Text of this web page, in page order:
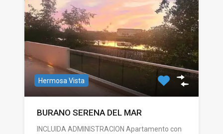
Hermosa Vista
BURANO SERENA DEL MAR
INCLUIDA ADMINISTRACION Apartamento con